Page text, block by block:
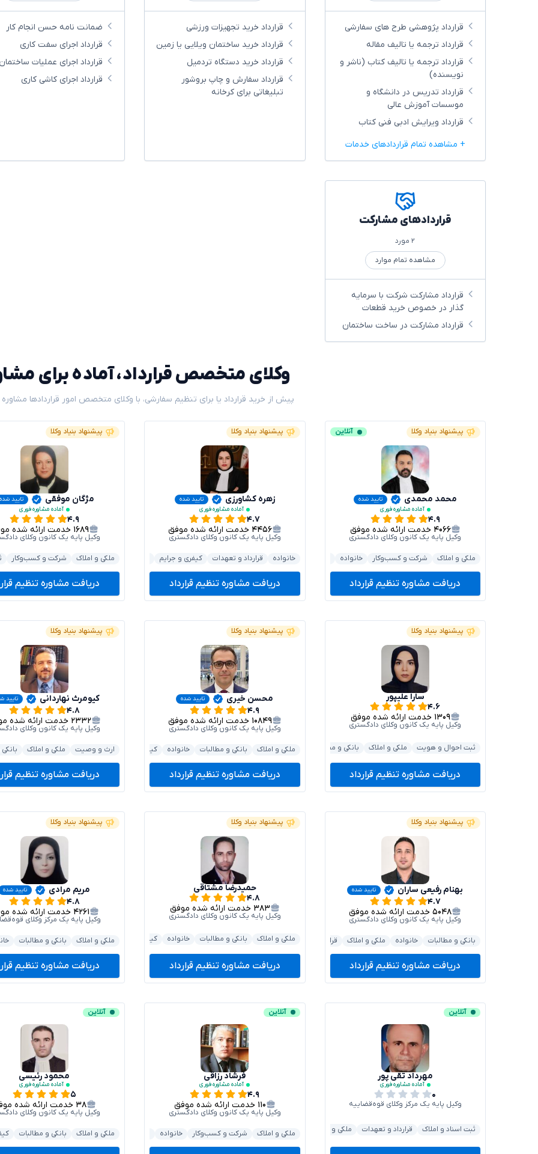
قرارداد پژوهشی طرح های سفارشی
قرارداد ترجمه یا تالیف مقاله
قرارداد ترجمه یا تالیف کتاب (ناشر و
نویسنده)
قرارداد تدریس در دانشگاه و
موسسات آموزش عالی
قرارداد ویرایش ادبی فنی کتاب
+ مشاهده تمام قراردادهای خدمات
قرارداد خرید تجهیزات ورزشی
قرارداد خرید ساختمان ویلایی یا زمین
قرارداد خرید دستگاه تردمیل
قرارداد سفارش و چاپ بروشور
تبلیغاتی برای کرخانه
ضمانت نامه حسن انجام کار
قرارداد اجرای سفت کاری
قرارداد اجرای عملیات ساختمان
قرارداد اجرای کاشی کاری
قراردادهای مشارکت
۲ مورد
مشاهده تمام موارد
قرارداد مشارکت شرکت با سرمایه
گذار در خصوص خرید قطعات
قرارداد مشارکت در ساخت ساختمان
وکلای متخصص قرارداد، آماده برای
پیش از خرید قرارداد یا برای تنظیم سفارشی، با وکلای متخصص امور قراردادها مشاوره
پیشنهاد بنیاد وکلا آنلاین
محمد محمدی
تایید شده
آماده مشاوره فوری
۴.۹
۴۰۶۶ خدمت ارائه شده موفق
وکیل پایه یک کانون وکلای دادگستری
ملکی و املاک شرکت و کسب‌وکار خانواده قرارداد و تعهدات کیفری و جرایم خودرو و حمل‌ونقل
دریافت مشاوره تنظیم قرارداد
پیشنهاد بنیاد وکلا
زهره کشاورزی
تایید شده
آماده مشاوره فوری
۴.۷
۴۴۵۶ خدمت ارائه شده موفق
وکیل پایه یک کانون وکلای دادگستری
خانواده قرارداد و تعهدات کیفری و جرایم ملکی و املاک بانکی و مطالبات خودرو و
دریافت مشاوره تنظیم قرارداد
پیشنهاد بنیاد وکلا
مژگان موفقی
تایید شده
آماده مشاوره فوری
۴.۹
۱۶۸۹ خدمت ارائه شده موفق
وکیل پایه یک کانون وکلای
ملکی و املاک شرکت و کسب‌وکار
دریافت مشاوره تنظیم
پیشنهاد بنیاد وکلا
سارا علیپور
۴.۶
۱۳۰۹ خدمت ارائه شده موفق
وکیل پایه یک کانون وکلای دادگستری
ثبت احوال و هویت ملکی و املاک بانکی و مطالبات خانواده کیفری و جرایم خودرو و حمل‌ونقل
دریافت مشاوره تنظیم قرارداد
پیشنهاد بنیاد وکلا
محسن خیری تایید شده
۴.۹
۱۰۸۴۹ خدمت ارائه شده موفق
وکیل پایه یک کانون وکلای دادگستری
ملکی و املاک بانکی و مطالبات خانواده کیفری و جرایم قرارداد و تعهدات
دریافت مشاوره تنظیم قرارداد
پیشنهاد بنیاد وکلا
کیومرث نهاردانی تایید
۴.۸
۲۳۳۲ خدمت ارائه شده موفق
وکیل پایه یک کانون وکلای
ارث و وصیت ملکی و املاک
دریافت مشاوره تنظیم
پیشنهاد بنیاد وکلا
بهنام رفیعی ساران تایید شده
۴.۷
۵۰۴۸خدمت ارائه شده موفق
وکیل پایه یک کانون وکلای دادگستری
بانکی و مطالبات خانواده ملکی و املاک قرارداد و تعهدات کیفری و جرایم خودرو و حمل‌ونقل
دریافت مشاوره تنظیم قرارداد
پیشنهاد بنیاد وکلا
حمیدرضا مشتاقی
۴.۸
۳۸۳ خدمت ارائه شده موفق
وکیل پایه یک کانون وکلای دادگستری
ملکی و املاک بانکی و مطالبات خانواده کیفری و جرایم خودرو و حمل‌ونقل
دریافت مشاوره تنظیم قرارداد
پیشنهاد بنیاد وکلا
مریم مرادی تایید شده
۴.۸
۴۲۶۱ خدمت ارائه شده موفق
وکیل پایه یک مرکز وکلای
ملکی و املاک بانکی و مطالبات
دریافت مشاوره تنظیم
آنلاین
مهرداد تقی پور
آماده مشاوره فوری
۰
وکیل پایه یک مرکز وکلای قوه‌قضاییه
ثبت اسناد و املاک قرارداد و تعهدات ملکی و املاک بانکی و مطالبات
آنلاین
فرشاد رزاقی
آماده مشاوره فوری
۴.۹
۱۱۰ خدمت ارائه شده موفق
وکیل پایه یک کانون وکلای دادگستری
ملکی و املاک شرکت و کسب‌وکار خانواده داوری و حل اختلاف قرارداد و تعهدات
آنلاین
محمود رئیسی
آماده مشاوره فوری
۵
۳۸ خدمت ارائه شده موفق
وکیل پایه یک کانون وکلای
ملکی و املاک بانکی و مطالبات